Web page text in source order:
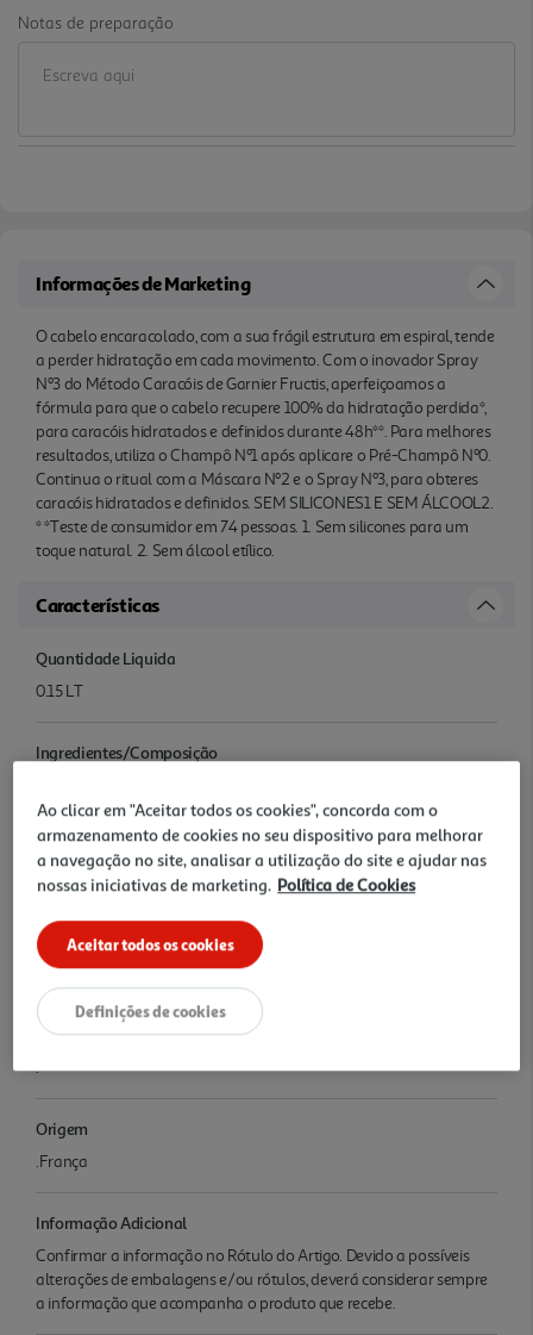
*Teste de consumidor em 74 pessoas. 1. Sem
etílico.
Notas de preparação
Informações de Marketing
O cabelo encaracolado, com a sua frágil estrutura em espiral, tende
a perder hidratação em cada movimento. Com o inovador Spray
Nº3 do Método Caracóis de Garnier Fructis, aperfeiçoamos a
fórmula para que o cabelo recupere 100% da hidratação perdida*,
para caracóis hidratados e definidos durante 48h**. Para melhores
resultados, utiliza o Champô Nº1 após aplicare o Pré-Champô Nº0.
Continua o ritual com a Máscara Nº2 e o Spray Nº3, para obteres
caracóis hidratados e definidos. SEM SILICONES1 E SEM ÁLCOOL2.
* *Teste de consumidor em 74 pessoas. 1. Sem silicones para um
toque natural. 2. Sem álcool etílico.
Características
Quantidade Liquida
0.15 LT
Ingredientes/Composição
Conservação
.
Denominação
Nome e Morada
.
Origem
.França
Informação Adicional
Confirmar a informação no Rótulo do Artigo. Devido a possíveis
alterações de embalagens e/ou rótulos, deverá considerar sempre
a informação que acompanha o produto que recebe.
Ao clicar em "Aceitar todos os cookies", concorda com o
armazenamento de cookies no seu dispositivo para melhorar
a navegação no site, analisar a utilização do site e ajudar nas
nossas iniciativas de marketing. Política de Cookies
Aceitar todos os cookies
Definições de cookies